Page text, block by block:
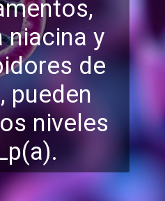
niacina y
de
pueden
niveles